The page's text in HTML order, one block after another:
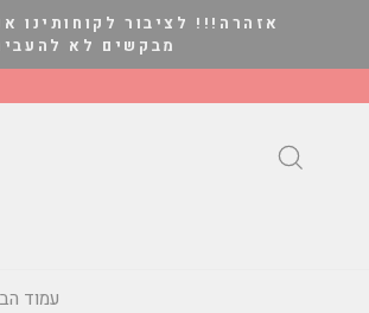
אזהרה!!! לציבור לקוחותינו
מבקשים לא להעביר
עמוד